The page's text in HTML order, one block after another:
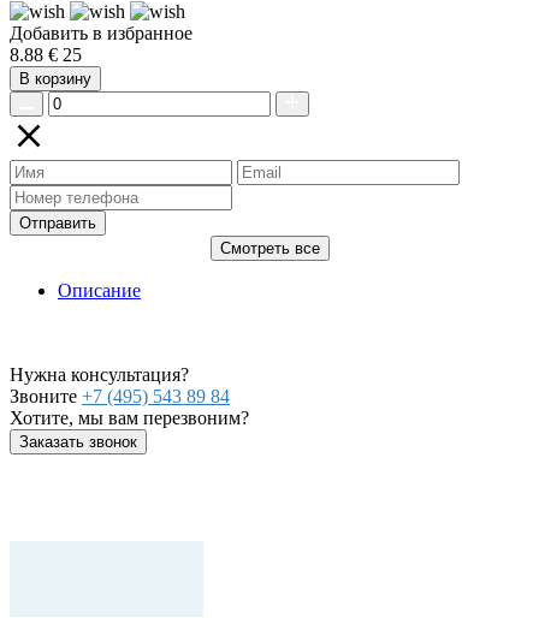
Добавить в избранное
8.88 € 25
В корзину
Отправить
Смотреть все
Описание
Нужна консультация?
Звоните +7 (495) 543 89 84
Хотите, мы вам перезвоним?
Заказать звонок